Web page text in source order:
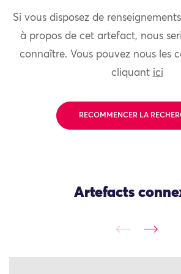
Si vous disposez de
à propos de cet artefact, nous
connaître. Vous pouvez nous les
cliquant ici
RECOMMENCER LA
Artefacts